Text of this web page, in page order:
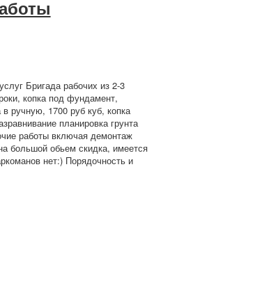
Бригада рабочих из 2-3
копка под фундамент,
ручную, 1700 руб куб, копка
планировка грунта
работы включая демонтаж
большой обьем скидка, имеется
нет:) Порядочность и